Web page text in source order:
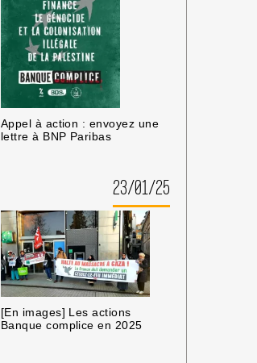
Appel à action : envoyez une
lettre à BNP Paribas
23/01/25
[En images] Les actions
Banque complice en 2025